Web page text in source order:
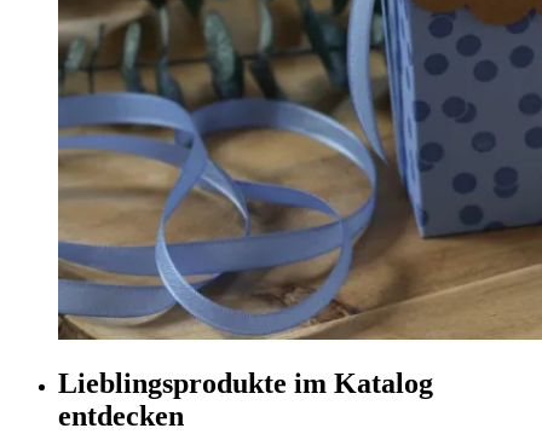
Lieblingsprodukte im Katalog
entdecken